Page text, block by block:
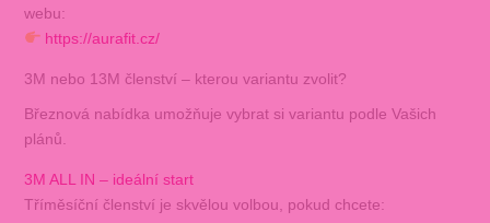
webu:
https://aurafit.cz/
3M nebo 13M členství – kterou variantu zvolit?
Březnová nabídka umožňuje vybrat si variantu podle Vašich
plánů.
3M ALL IN – ideální start
Tříměsíční členství je skvělou volbou, pokud chcete: